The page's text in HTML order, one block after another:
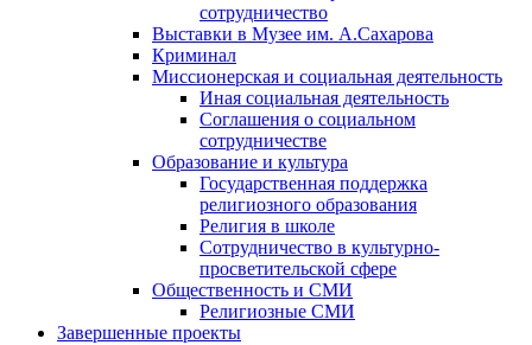
сотрудничество
Выставки в Музее им. А.Сахарова
Криминал
Миссионерская и социальная деятельность
Иная социальная деятельность
Соглашения о социальном
сотрудничестве
Образование и культура
Государственная поддержка
религиозного образования
Религия в школе
Сотрудничество в культурно-
просветительской сфере
Общественность и СМИ
Религиозные СМИ
Завершенные проекты